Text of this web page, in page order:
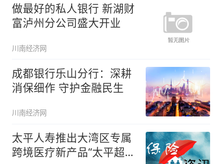
做最好的私人银行 新湖财
富泸州分公司盛大开业
川南经济网
成都银行乐山分行：深耕
消保细作 守护金融民生
川南经济网
太平人寿推出大湾区专属
跨境医疗新产品“太平超e